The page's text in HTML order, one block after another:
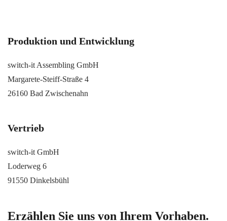
Produktion und Entwicklung
switch-it Assembling GmbH
Margarete-Steiff-Straße 4
26160 Bad Zwischenahn
Vertrieb
switch-it GmbH
Loderweg 6
91550 Dinkelsbühl
Erzählen Sie uns von Ihrem Vorhaben.